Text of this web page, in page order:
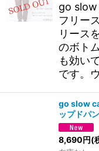
go slow
フリー
リース
のボト
も効い
です。
go slow
ップドパ
8,690円(